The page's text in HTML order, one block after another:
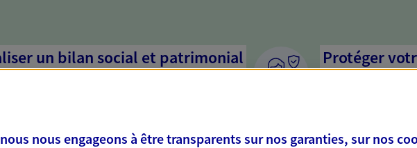
un bilan social et patrimonial
un bilan complet de votre situation. Une analyse
Protéger
Nous sommes à
activité, mais aussi
nous nous engageons à être transparents sur nos garanties, sur nos